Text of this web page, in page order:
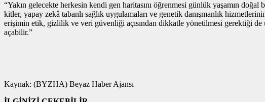
“Yakın gelecekte herkesin kendi gen haritasını öğrenmesi günlük yaşamın
kitler, yapay zekâ tabanlı sağlık uygulamaları ve genetik danışmanlık
erişimin etik, gizlilik ve veri güvenliği açısından dikkatle yönetilmesi gerektiği de
açabilir.”
Kaynak: (BYZHA) Beyaz Haber Ajansı